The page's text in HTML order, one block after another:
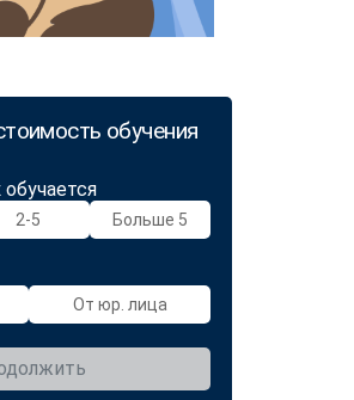
обучения
2-5 Больше 5
От юр. лица